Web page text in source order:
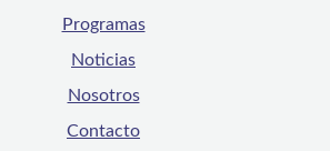
Programas
Noticias
Nosotros
Contacto